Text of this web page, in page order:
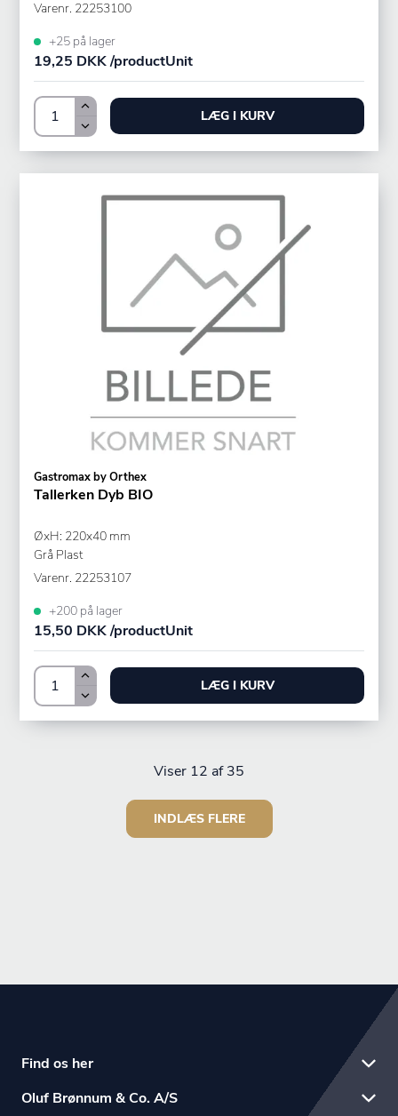
Varenr. 22253100
+25 på lager
19,25 DKK /productUnit
LÆG I KURV
Gastromax by Orthex
Tallerken Dyb BIO
ØxH: 220x40 mm
Grå Plast
Varenr. 22253107
+200 på lager
15,50 DKK /productUnit
LÆG I KURV
Viser 12 af 35
INDLÆS FLERE
Find os her
Oluf Brønnum & Co. A/S